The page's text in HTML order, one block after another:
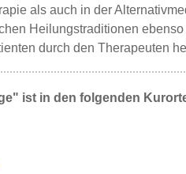
als auch in der
Heilungstraditionen
durch den Therapeuten
ist in den folgenden